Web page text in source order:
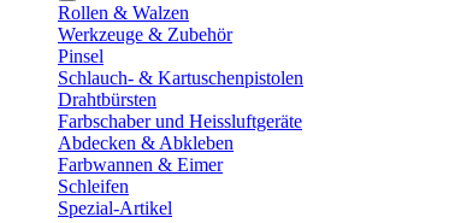
Rollen & Walzen
Werkzeuge & Zubehör
Pinsel
Schlauch- & Kartuschenpistolen
Drahtbürsten
Farbschaber und Heissluftgeräte
Abdecken & Abkleben
Farbwannen & Eimer
Schleifen
Spezial-Artikel